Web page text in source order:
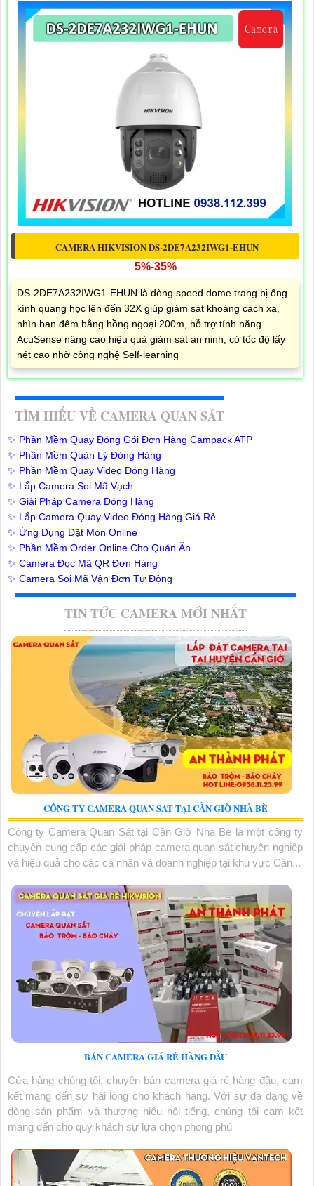
CAMERA HIKVISION DS-2DE7A232IWG1-EHUN
5%-35%
DS-2DE7A232IWG1-EHUN là dòng speed dome trang bị ống
kính quang học lên đến 32X giúp giám sát khoảng cách xa,
nhìn ban đêm bằng hồng ngoại 200m, hỗ trợ tính năng
AcuSense nâng cao hiệu quả giám sát an ninh, có tốc độ lấy
nét cao nhờ công nghệ Self-learning
TÌM HIỂU VỀ CAMERA QUAN SÁT
✨ Phần Mềm Quay Đóng Gói Đơn Hàng Campack ATP
✨ Phần Mềm Quản Lý Đóng Hàng
✨ Phần Mềm Quay Video Đóng Hàng
✨ Lắp Camera Soi Mã Vạch
✨ Giải Pháp Camera Đóng Hàng
✨ Lắp Camera Quay Video Đóng Hàng Giá Rẻ
✨ Ứng Dụng Đặt Món Online
✨ Phần Mềm Order Online Cho Quán Ăn
✨ Camera Đọc Mã QR Đơn Hàng
✨ Camera Soi Mã Vận Đơn Tự Động
TIN TỨC CAMERA MỚI NHẤT
CÔNG TY CAMERA QUAN SAT TẠI CẦN GIỜ NHÀ BÈ
Công ty Camera Quan Sát tại Cần Giờ Nhà Bè là một công ty
chuyên cung cấp các giải pháp camera quan sát chuyên nghiệp
và hiệu quả cho các cá nhân và doanh nghiệp tại khu vực Cần...
BÁN CAMERA GIÁ RẺ HÀNG ĐẦU
Cửa hàng chúng tôi, chuyên bán camera giá rẻ hàng đầu, cam
kết mang đến sự hài lòng cho khách hàng. Với sự đa dạng về
dòng sản phẩm và thương hiệu nổi tiếng, chúng tôi cam kết
mang đến cho quý khách sự lựa chọn phong phú